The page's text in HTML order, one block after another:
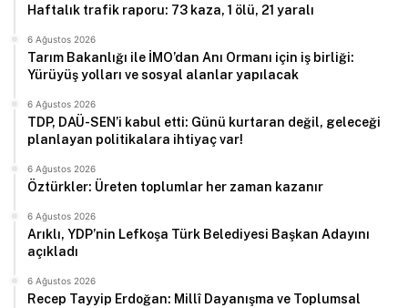
Haftalık trafik raporu: 73 kaza, 1 ölü, 21 yaralı
6 Ağustos 2026
Tarım Bakanlığı ile İMO’dan Anı Ormanı için iş birliği:
Yürüyüş yolları ve sosyal alanlar yapılacak
6 Ağustos 2026
TDP, DAÜ-SEN’i kabul etti: Günü kurtaran değil, geleceği
planlayan politikalara ihtiyaç var!
6 Ağustos 2026
Öztürkler: Üreten toplumlar her zaman kazanır
6 Ağustos 2026
Arıklı, YDP’nin Lefkoşa Türk Belediyesi Başkan Adayını
açıkladı
6 Ağustos 2026
Recep Tayyip Erdoğan: Millî Dayanışma ve Toplumsal